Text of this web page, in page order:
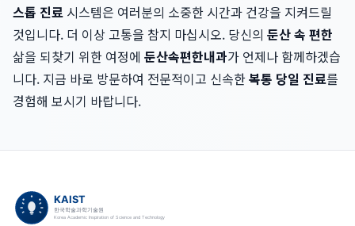
스톱 진료 시스템은 여러분의 소중한 시간과 건강을 지켜드릴
것입니다. 더 이상 고통을 참지 마십시오. 당신의 둔산 속 편한
삶을 되찾기 위한 여정에 둔산속편한내과가 언제나 함께하겠습
니다. 지금 바로 방문하여 전문적이고 신속한복통 당일 진료를
경험해 보시기 바랍니다.